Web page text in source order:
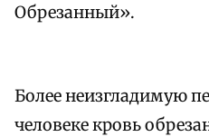
Обрезанный».
Более неизгладимую
человеке кровь